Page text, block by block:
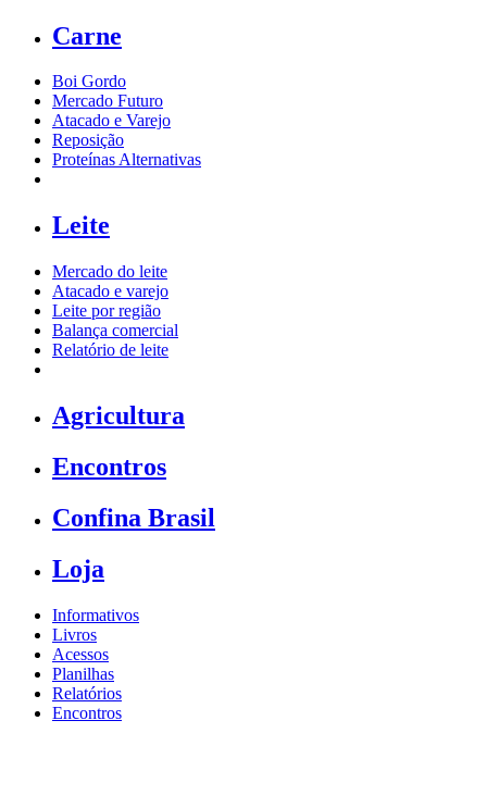
Carne
Boi Gordo
Mercado Futuro
Atacado e Varejo
Reposição
Proteínas Alternativas
Leite
Mercado do leite
Atacado e varejo
Leite por região
Balança comercial
Relatório de leite
Agricultura
Encontros
Confina Brasil
Loja
Informativos
Livros
Acessos
Planilhas
Relatórios
Encontros